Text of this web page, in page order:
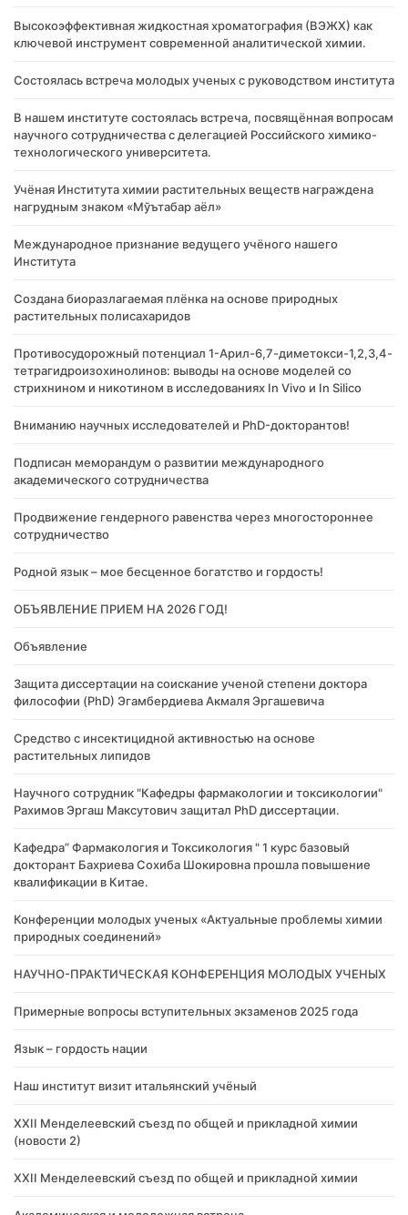
Высокоэффективная жидкостная хроматография (ВЭЖХ) как
ключевой инструмент современной аналитической химии.
Состоялась встреча молодых ученых с руководством института
В нашем институте состоялась встреча, посвящённая вопросам
научного сотрудничества с делегацией Российского химико-
технологического университета.
Учёная Института химии растительных веществ награждена
нагрудным знаком «Мўътабар аёл»
Международное признание ведущего учёного нашего
Института
Создана биоразлагаемая плёнка на основе природных
растительных полисахаридов
Противосудорожный потенциал 1-Арил-6,7-диметокси-1,2,3,4-
тетрагидроизохинолинов: выводы на основе моделей со
стрихнином и никотином в исследованиях In Vivo и In Silico
Вниманию научных исследователей и PhD-докторантов!
Подписан меморандум о развитии международного
академического сотрудничества
Продвижение гендерного равенства через многостороннее
сотрудничество
Родной язык – мое бесценное богатство и гордость!
ОБЪЯВЛЕНИЕ ПРИЕМ НА 2026 ГОД!
Объявление
Защита диссертации на соискание ученой степени доктора
философии (PhD) Эгамбердиева Акмаля Эргашевича
Cредство с инсектицидной активностью на основе
растительных липидов
Научного сотрудник "Кафедры фармакологии и токсикологии"
Рахимов Эргаш Максутович защитал PhD диссертации.
Кафедра” Фармакология и Токсикология " 1 курс базовый
докторант Бахриева Сохиба Шокировна прошла повышение
квалификации в Китае.
Конференции молодых ученых «Актуальные проблемы химии
природных соединений»
НАУЧНО-ПРАКТИЧЕСКАЯ КОНФЕРЕНЦИЯ МОЛОДЫХ УЧЕНЫХ
Примерные вопросы вступительных экзаменов 2025 года
Язык – гордость нации
Наш институт визит итальянский учёный
XXII Менделеевский съезд по общей и прикладной химии
(новости 2)
XXII Менделеевский съезд по общей и прикладной химии